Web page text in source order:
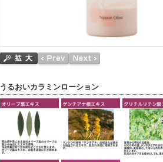
うるおいカラミンローション